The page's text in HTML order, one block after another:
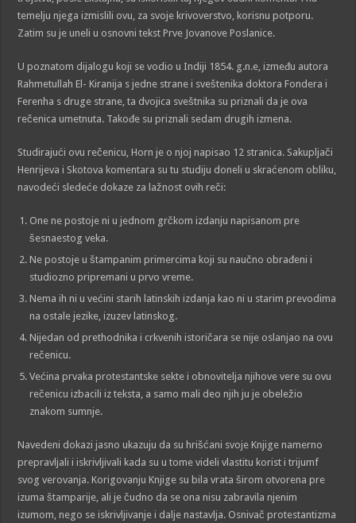
temelju njega izmislili ovu, za svoje krivoverstvo, korisnu potporu.
Zatim su je uneli u osnovni tekst Prve Jovanove Poslanice.
U poznatom dijalogu koji se vodio u Indiji 1854. g.n.e, između autora
Rahmetullah El- Kiranija s jedne strane i sveštenika doktora Fondera i
Ferenha s druge strane, ta dvojica sveštnika su priznali da je ova
rečenica umetnuta. Takođe su priznali sedam drugih izmena.
Studirajući ovu rečenicu, Horn je o njoj napisao 12 stranica. Sakupljači
Henrijeva i Skotova komentara su tu studiju doneli u skraćenom obliku,
navodeći sledeće dokaze za lažnost ovih reči:
One ne postoje ni u jednom grčkom izdanju napisanom pre
šesnaestog veka.
Ne postoje u štampanim primercima koji su naučno obrađeni i
studiozno pripremani u prvo vreme.
Nema ih ni u većini starih latinskih izdanja kao ni u starim prevodima
na ostale jezike, izuzev latinskog.
Nijedan od prethodnika i crkvenih istoričara se nije oslanjao na ovu
rečenicu.
Većina prvaka protestantske sekte i obnovitelja njihove vere su ovu
rečenicu izbacili iz teksta, a samo mali deo njih ju je obeležio
znakom sumnje.
Navedeni dokazi jasno ukazuju da su hrišćani svoje Knjige namerno
prepravljali i iskrivljivali kada su u tome videli vlastitu korist i trijumf
svog verovanja. Korigovanju Knjige su bila vrata širom otvorena pre
izuma štamparije, ali je čudno da se ona nisu zabravila njenim
izumom, nego se iskrivljivanje i dalje nastavlja. Osnivač protestantizma